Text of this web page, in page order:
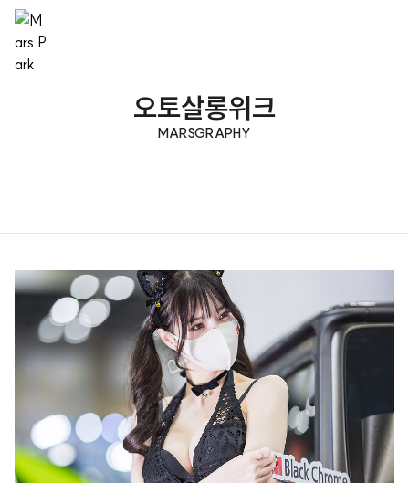
오토살롱위크
MARSGRAPHY